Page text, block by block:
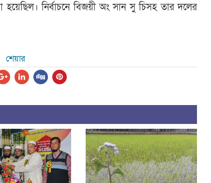
নির্বাচনে বিজয়ী অং সান সু চিসহ তার দলের
শেয়ার